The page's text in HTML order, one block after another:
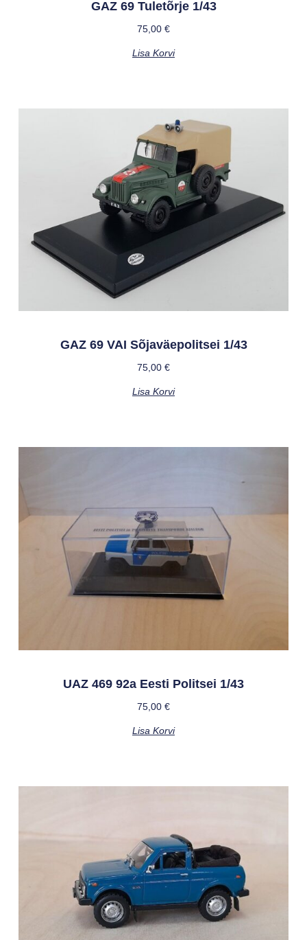
GAZ 69 Tuletõrje 1/43
75,00 €
Lisa Korvi
GAZ 69 VAI Sõjaväepolitsei 1/43
75,00 €
Lisa Korvi
UAZ 469 92a Eesti Politsei 1/43
75,00 €
Lisa Korvi